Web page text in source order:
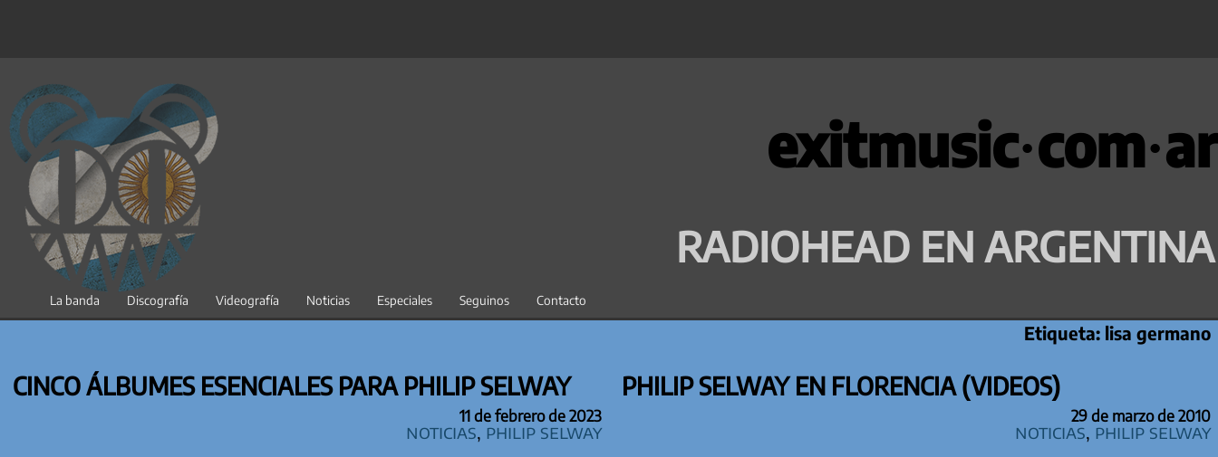
contenido
exitmusic·com·ar
RADIOHEAD EN ARGENTINA
La banda Discografía Videografía Noticias Especiales Seguinos Contacto
Etiqueta: lisa germano
CINCO ÁLBUMES ESENCIALES PARA PHILIP SELWAY
11 de febrero de 2023
Noticias Philip Selway
PHILIP SELWAY EN FLORENCIA (VIDEOS)
29 de marzo de 2010
Noticias Philip Selway